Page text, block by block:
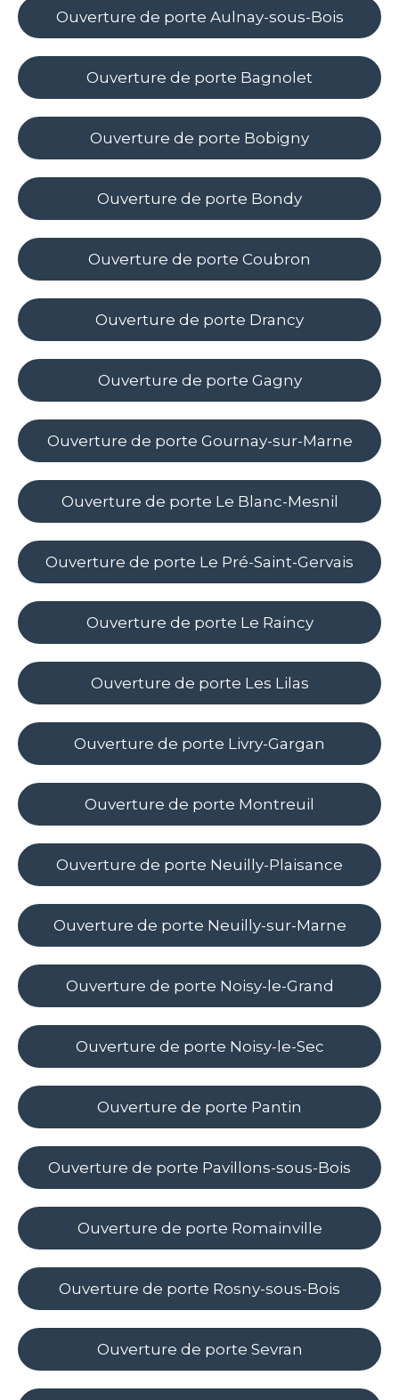
Ouverture de porte Aulnay-sous-Bois
Ouverture de porte Bagnolet
Ouverture de porte Bobigny
Ouverture de porte Bondy
Ouverture de porte Coubron
Ouverture de porte Drancy
Ouverture de porte Gagny
Ouverture de porte Gournay-sur-Marne
Ouverture de porte Le Blanc-Mesnil
Ouverture de porte Le Pré-Saint-Gervais
Ouverture de porte Le Raincy
Ouverture de porte Les Lilas
Ouverture de porte Livry-Gargan
Ouverture de porte Montreuil
Ouverture de porte Neuilly-Plaisance
Ouverture de porte Neuilly-sur-Marne
Ouverture de porte Noisy-le-Grand
Ouverture de porte Noisy-le-Sec
Ouverture de porte Pantin
Ouverture de porte Pavillons-sous-Bois
Ouverture de porte Romainville
Ouverture de porte Rosny-sous-Bois
Ouverture de porte Sevran